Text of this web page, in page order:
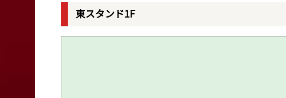
東スタンド1F